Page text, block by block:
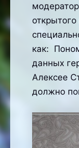
как:
данных
Алексее
должно